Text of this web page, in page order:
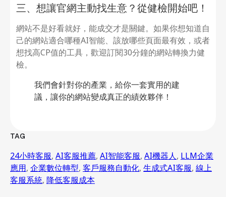
三、想讓官網主動找生意？從健檢開始吧！
網站不是好看就好，能成交才是關鍵。如果你想知道自
己的網站適合哪種AI智能、該放哪些頁面最有效，或者
想找高CP值的工具，歡迎訂閱30分鐘的網站轉換力健
檢。
我們會針對你的產業，給你一套實用的建
議，讓你的網站變成真正的績效夥伴！
TAG
24小時客服, AI客服推薦, AI智能客服, AI機器人, LLM企業
應用, 企業數位轉型, 客戶服務自動化, 生成式AI客服, 線上
客服系統, 降低客服成本